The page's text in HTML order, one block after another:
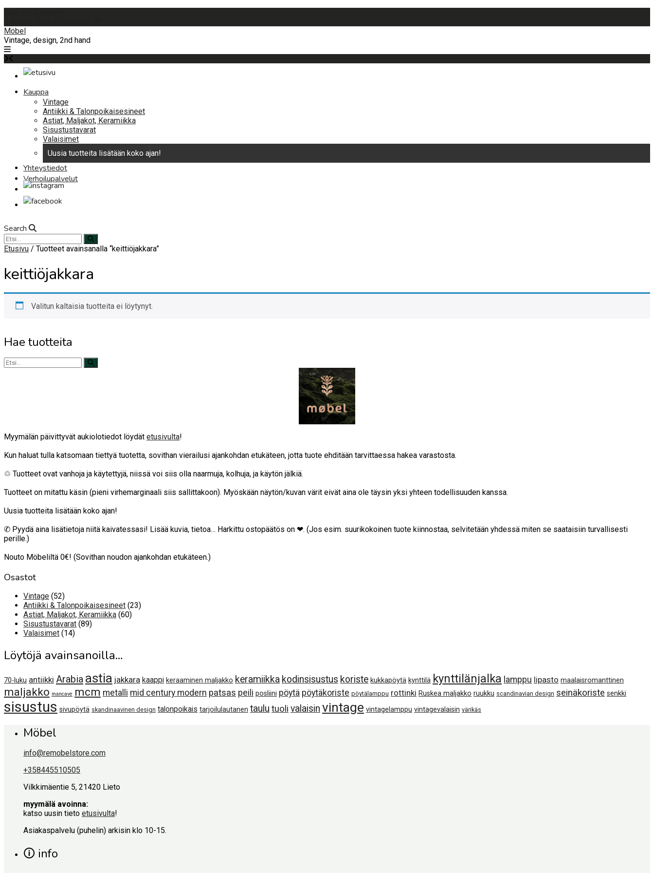
content
Möbel
Vintage, design, 2nd hand
Kauppa
Vintage
Antiikki & Talonpoikaisesineet
Astiat, Maljakot, Keramiikka
Sisustustavarat
Valaisimet
Uusia tuotteita lisätään koko ajan!
Yhteystiedot
Verhoilupalvelut
Search
Etusivu / Tuotteet avainsanalla “keittiöjakkara”
keittiöjakkara
Valitun kaltaisia tuotteita ei löytynyt.
Hae tuotteita
Myymälän päivittyvät aukiolotiedot löydät etusivulta!
Kun haluat tulla katsomaan tiettyä tuotetta, sovithan vierailusi ajankohdan etukäteen, jotta tuote ehditään tarvittaessa hakea varastosta.
♲ Tuotteet ovat vanhoja ja käytettyjä, niissä voi siis olla naarmuja, kolhuja, ja käytön jälkiä.
Tuotteet on mitattu käsin (pieni virhemarginaali siis sallittakoon). Myöskään näytön/kuvan värit eivät aina ole täysin yksi yhteen todellisuuden kanssa.
Uusia tuotteita lisätään koko ajan!
✆ Pyydä aina lisätietoja niitä kaivatessasi! Lisää kuvia, tietoa… Harkittu ostopäätös on ❤. (Jos esim. suurikokoinen tuote kiinnostaa, selvitetään yhdessä miten se saataisiin turvallisesti
perille.)
Nouto Möbeliltä 0€! (Sovithan noudon ajankohdan etukäteen.)
Osastot
Vintage 5252
tuotetta
Antiikki & Talonpoikaisesineet 2323
Astiat, Maljakot, Keramiikka 6060
Sisustustavarat 8989
Valaisimet 1414
Löytöjä avainsanoilla…
70-luku antiikki Arabia astia jakkara kaappi keraaminen maljakko keramiikka kodinsisustus koriste kukkapöytä kynttilä kynttilänjalka lamppu lipasto maalaisromanttinen
maljakko mancave mcm metalli mid century modern patsas peili posliini pöytä pöytäkoriste pöytälamppu rottinki Ruskea maljakko ruukku scandinavian design seinäkoriste senkki
sisustus sivupöytä skandinaavinen design talonpoikais tarjoilulautanen taulu tuoli valaisin vintage vintagelamppu vintagevalaisin värikäs
Möbel
info@remobelstore.com
+358445510505
Vilkkimäentie 5, 21420 Lieto
myymälä avoinna:
katso uusin tieto etusivulta!
Asiakaspalvelu (puhelin) arkisin klo 10-15.
🛈 info